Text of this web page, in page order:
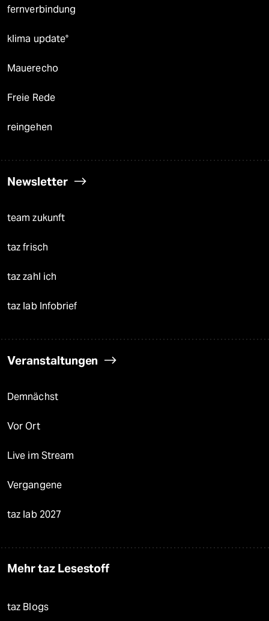
fernverbindung
klima update°
Mauerecho
Freie Rede
reingehen
Newsletter
team zukunft
taz frisch
taz zahl ich
taz lab Infobrief
Veranstaltungen
Demnächst
Vor Ort
Live im Stream
Vergangene
taz lab 2027
Mehr taz Lesestoff
taz Blogs